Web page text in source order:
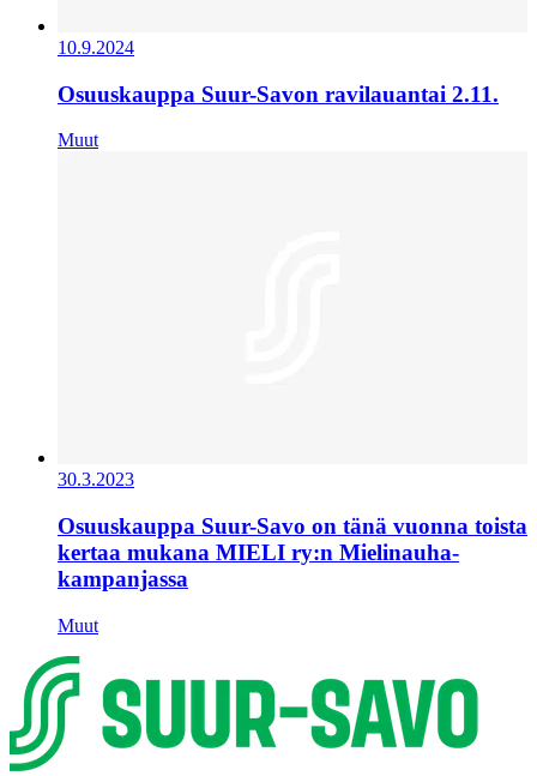
10.9.2024
Osuuskauppa Suur-Savon ravilauantai 2.11.
Muut
30.3.2023
Osuuskauppa Suur-Savo on tänä vuonna toista
kertaa mukana MIELI ry:n Mielinauha-
kampanjassa
Muut